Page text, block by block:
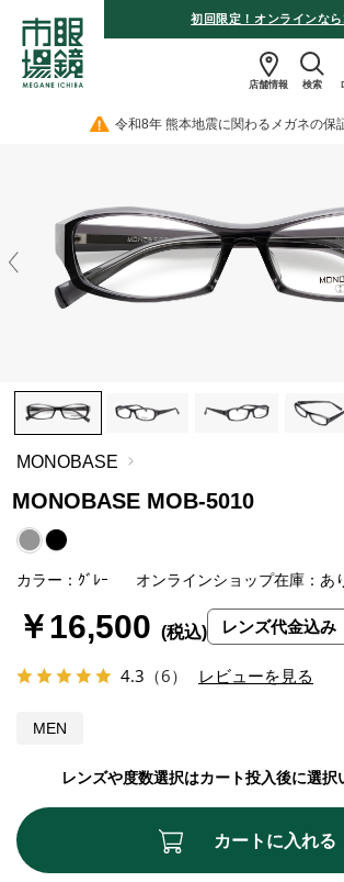
初回限定！オンラインな
店舗情報 検索
令和8年 熊本地震に関わるメガネの保
MONOBASE
MONOBASE MOB-5010
4.3 （6） レビューを見る
MEN
カラー：ｸﾞﾚｰ オンラインショップ在庫：あ
レンズや度数選択はカート投入後に選択
￥16,500 レンズ代金込み
カートに入れる